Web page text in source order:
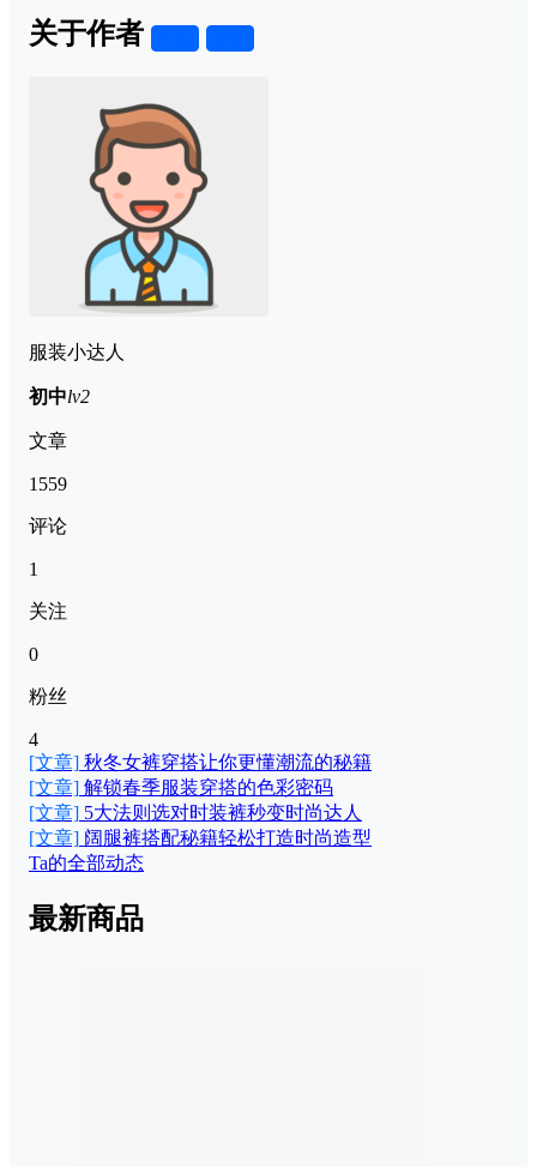
关于作者
服装小达人
初中lv2
文章
1559
评论
1
关注
0
粉丝
4
[文章] 秋冬女裤穿搭让你更懂潮流的秘籍
[文章] 解锁春季服装穿搭的色彩密码
[文章] 5大法则选对时装裤秒变时尚达人
[文章] 阔腿裤搭配秘籍轻松打造时尚造型
Ta的全部动态
最新商品